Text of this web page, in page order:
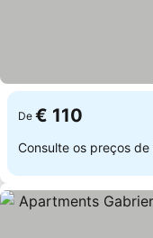
De € 110
Consulte os preços de